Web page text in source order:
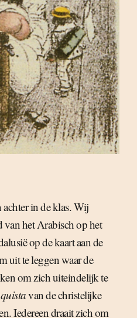
in de klas. Wij
van het Arabisch op het
op de kaart aan de
uit te leggen waar de
om zich uiteindelijk te
van de christelijke
Iedereen draait zich om